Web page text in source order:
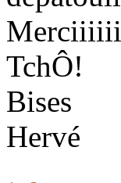
Merciiiiii
TchÔ!
Bises
Hervé